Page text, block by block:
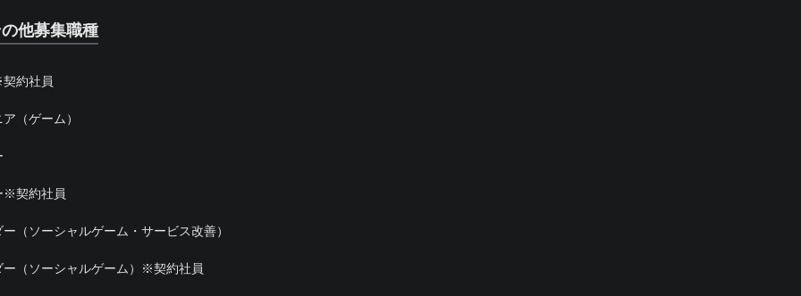
他募集職種
約社員
（ゲーム）
※契約社員
（ソーシャルゲーム・サービス改善）
（ソーシャルゲーム）※契約社員